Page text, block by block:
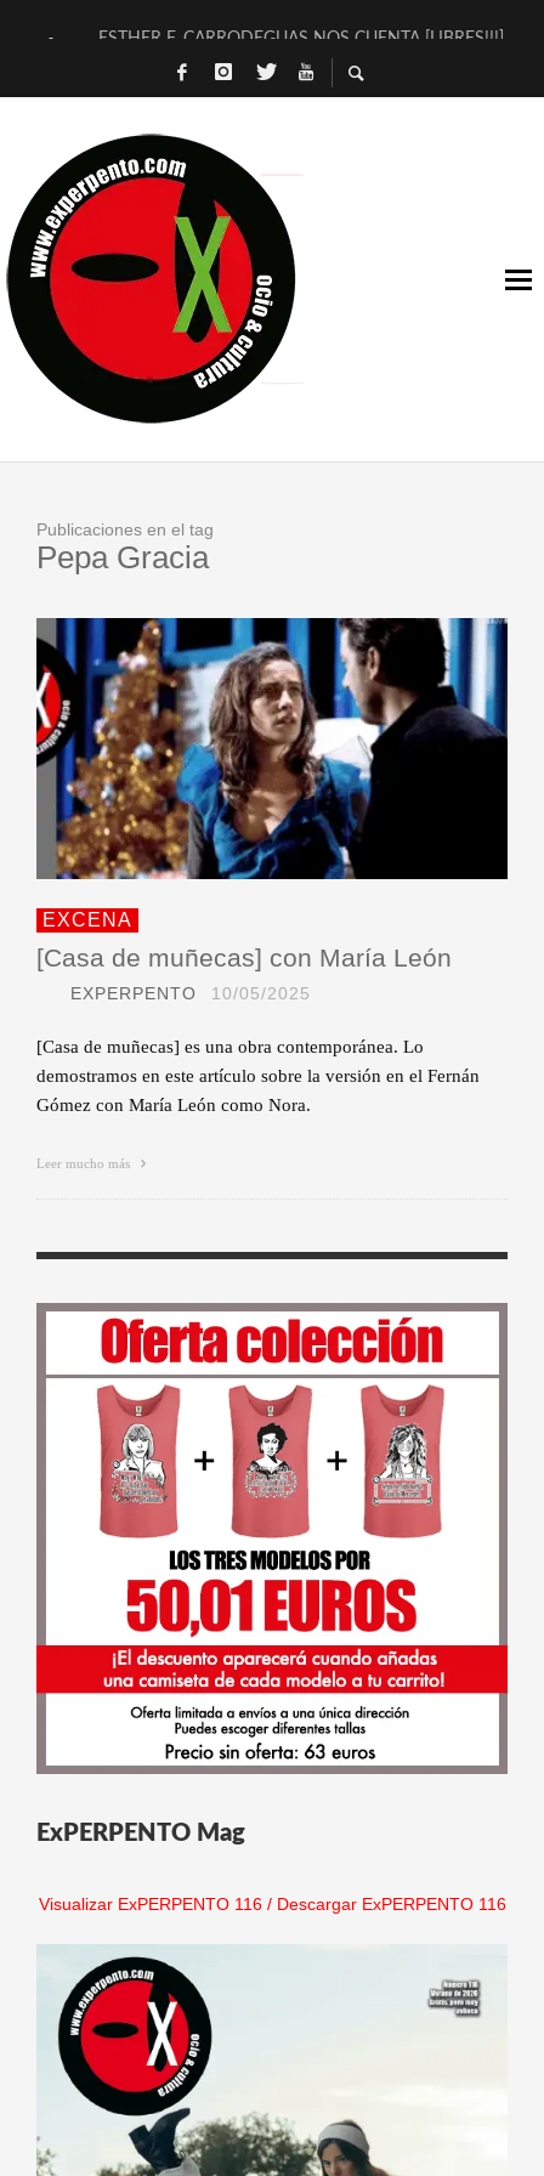
ESTHER F. CARRODEGUAS NOS CUENTA [LIBRES!!!]
[TERRA DE GUAPES] DE SANDRA MONFORT
TIMBRE 4, LA ESCUELA DEL DIRECTOR TEATRAL CLAUDIO
30 AÑOS (NO ES NADA) DE LA KATARSIS DEL TOMATAZO
MILITARES JUDÍAS EN #EXVITA
D’BALDOMEROS REINVENTAN [BITÁCORA 3.0] EN EXVITA
MARSHALL FLASH PRESENTA EN EXVITA [RELATIVA
JOFRE BARDAGÍ EN EXVITA INTERPRETANDO A SERRAT
Publicaciones en el tag
Pepa Gracia
EXCENA
[Casa de muñecas] con María León
EXPERPENTO 10/05/2025
[Casa de muñecas] es una obra contemporánea. Lo
demostramos en este artículo sobre la versión en el Fernán
Gómez con María León como Nora.
Leer mucho más
ExPERPENTO Mag
Visualizar ExPERPENTO 116/ Descargar ExPERPENTO 116